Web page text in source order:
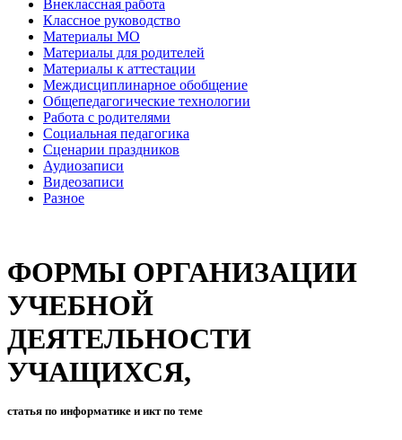
Внеклассная работа
Классное руководство
Материалы МО
Материалы для родителей
Материалы к аттестации
Междисциплинарное обобщение
Общепедагогические технологии
Работа с родителями
Социальная педагогика
Сценарии праздников
Аудиозаписи
Видеозаписи
Разное
ФОРМЫ ОРГАНИЗАЦИИ
УЧЕБНОЙ
ДЕЯТЕЛЬНОСТИ
УЧАЩИХСЯ,
статья по информатике и икт по теме